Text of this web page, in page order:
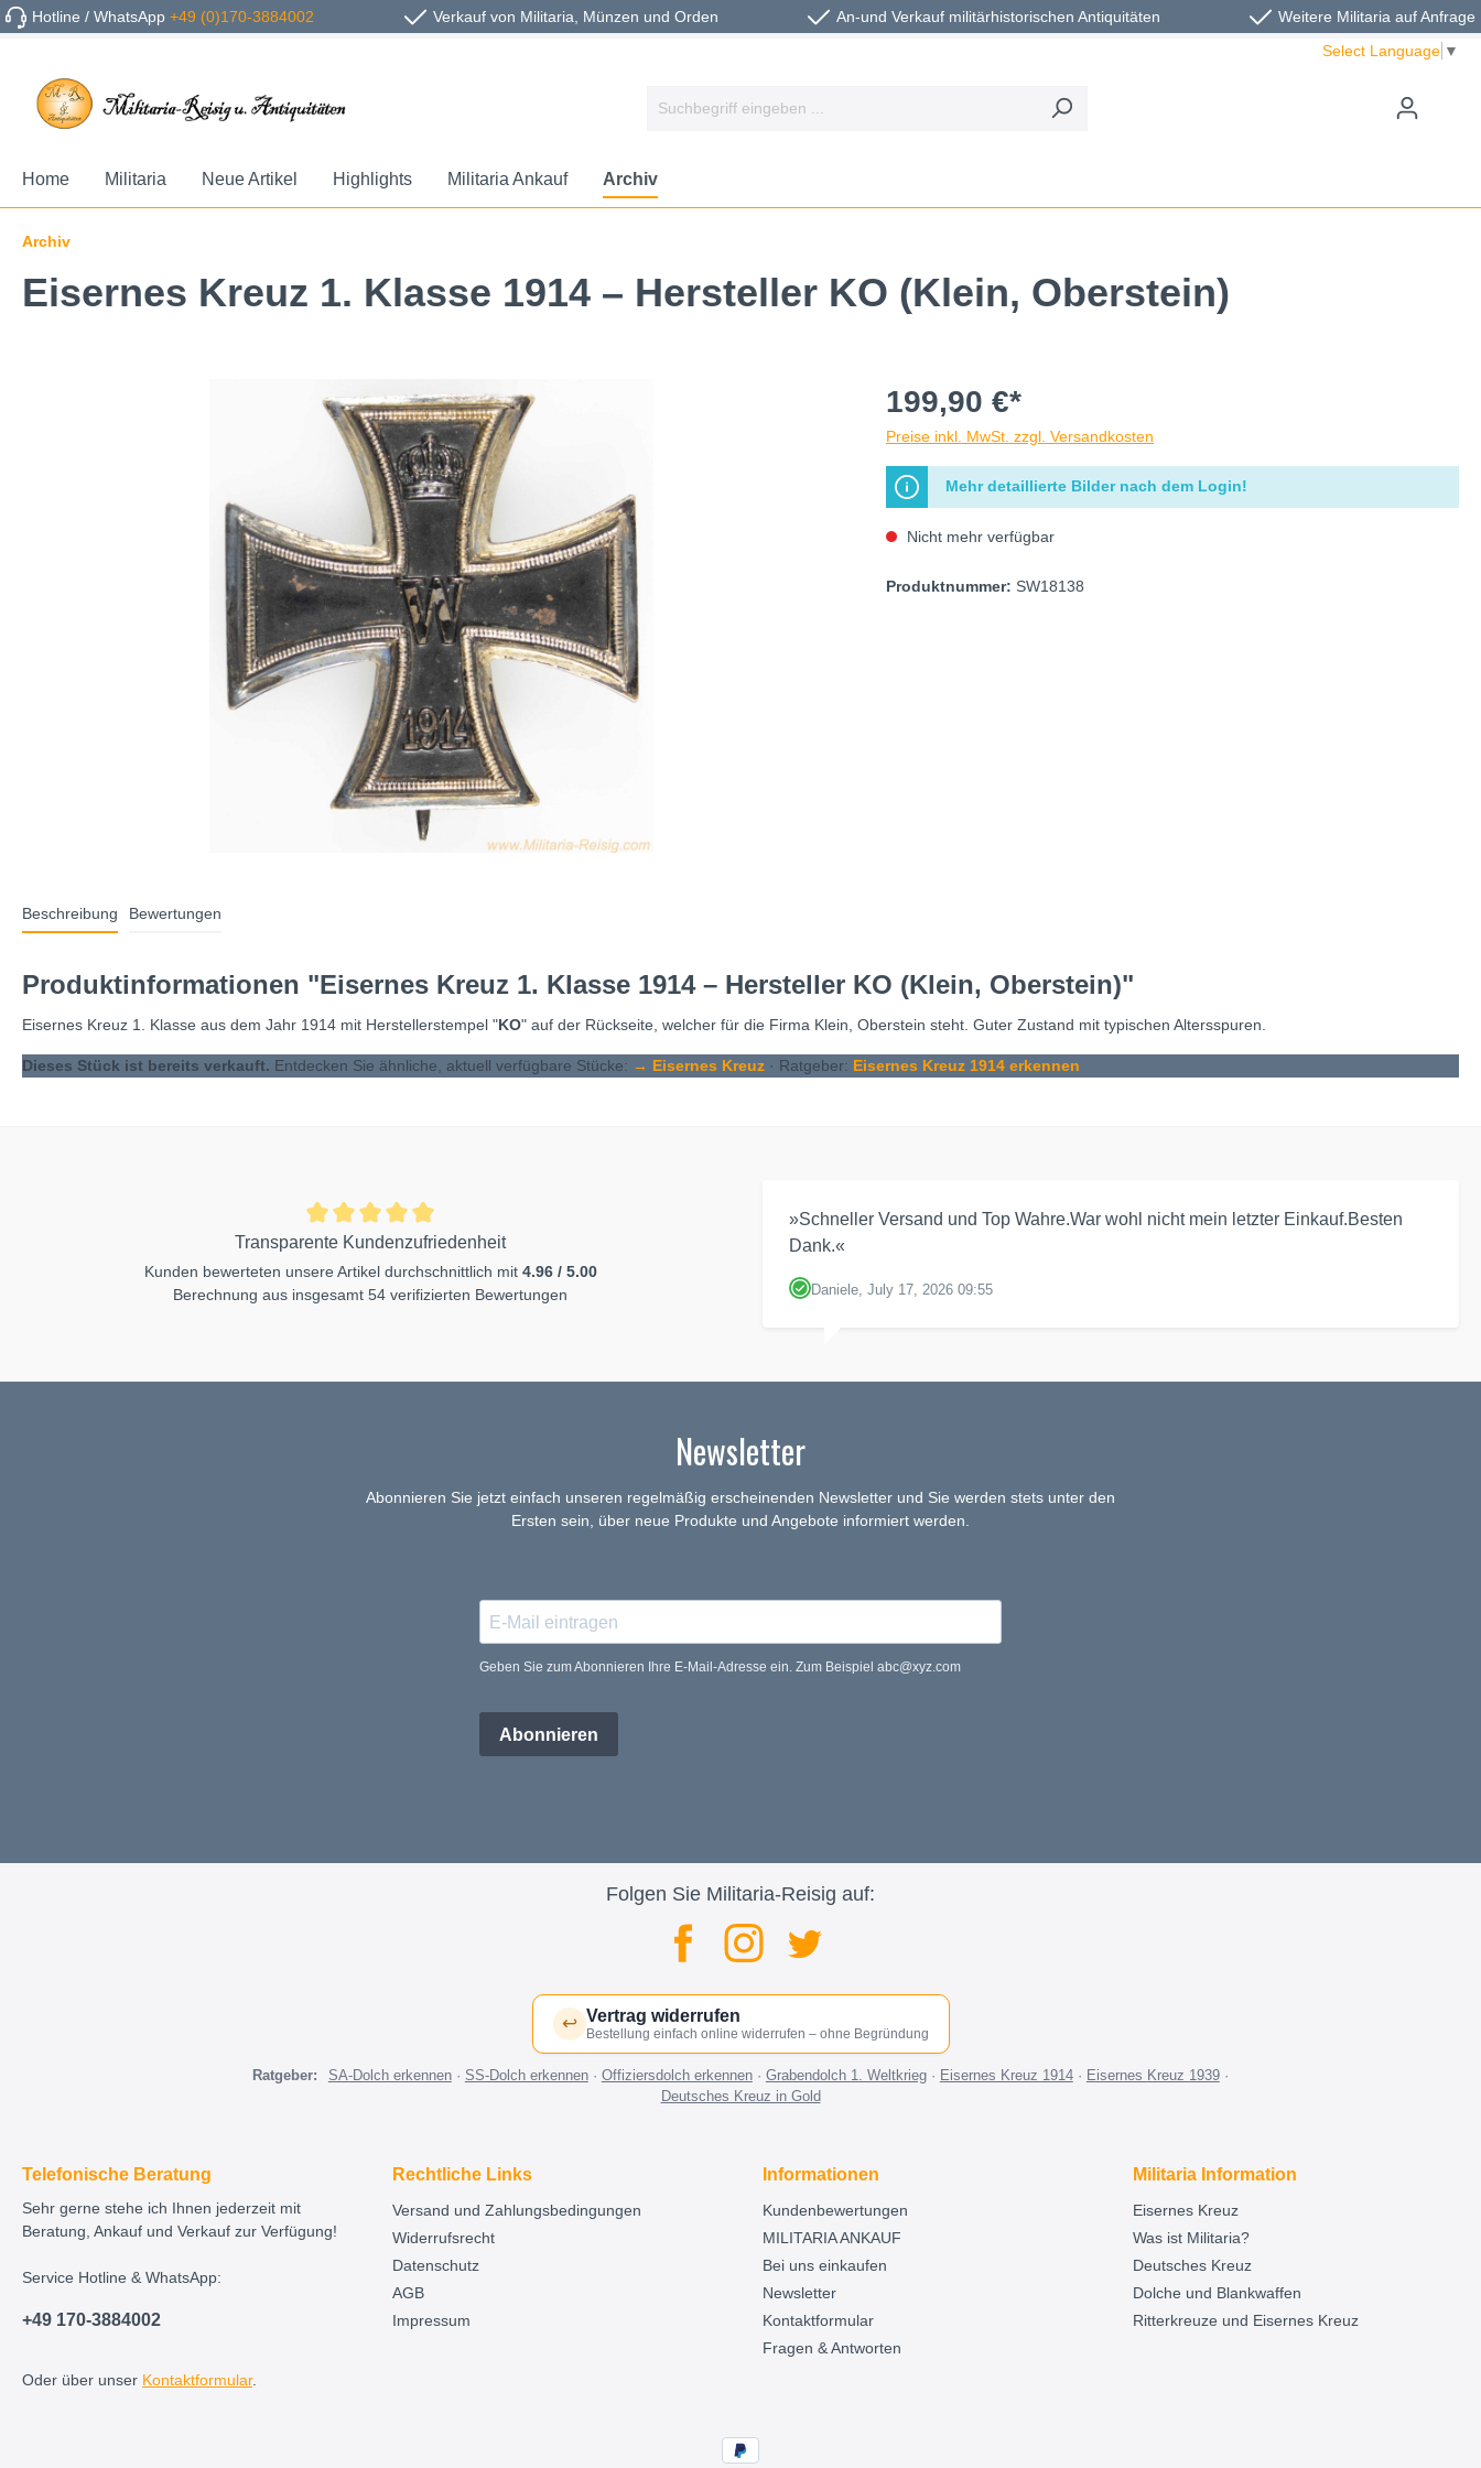
Hotline / WhatsApp+49 (0)170-3884002 Verkauf von Militaria, Münzen und Orden An-und Verkauf militärhistorischen Antiquitäten
Weitere Militaria auf Anfrage
Select Language ▼
Home Militaria Neue Artikel Highlights Militaria Ankauf Archiv
Archiv
Eisernes Kreuz 1. Klasse 1914 – Hersteller KO (Klein, Oberstein)
199,90 €*
Preise inkl. MwSt. zzgl. Versandkosten
Mehr detaillierte Bilder nach dem Login!
Nicht mehr verfügbar
Produktnummer: SW18138
Beschreibung Bewertungen
Produktinformationen "Eisernes Kreuz 1. Klasse 1914 – Hersteller KO (Klein, Oberstein)"
Eisernes Kreuz 1. Klasse aus dem Jahr 1914 mit Herstellerstempel "KO" auf der Rückseite, welcher für die Firma Klein, Oberstein steht. Guter Zustand mit typischen Altersspuren.
Dieses Stück ist bereits verkauft. Entdecken Sie ähnliche, aktuell verfügbare Stücke: → Eisernes Kreuz · Ratgeber: Eisernes Kreuz 1914 erkennen
Transparente Kundenzufriedenheit
Kunden bewerteten unsere Artikel durchschnittlich mit 4.96 / 5.00
Berechnung aus insgesamt 54 verifizierten Bewertungen
»Schneller Versand und Top Wahre.War wohl nicht mein letzter Einkauf.Besten
Dank.«
Daniele, July 17, 2026 09:55
Newsletter
Abonnieren Sie jetzt einfach unseren regelmäßig erscheinenden Newsletter und Sie werden stets unter den
Ersten sein, über neue Produkte und Angebote informiert werden.
Geben Sie zum Abonnieren Ihre E-Mail-Adresse ein. Zum Beispiel abc@xyz.com
Abonnieren
Folgen Sie Militaria-Reisig auf:
↩ Vertrag widerrufen
Bestellung einfach online widerrufen – ohne Begründung
Ratgeber: SA-Dolch erkennen· SS-Dolch erkennen· Offiziersdolch erkennen· Grabendolch 1. Weltkrieg· Eisernes Kreuz 1914· Eisernes Kreuz 1939·
Deutsches Kreuz in Gold
Telefonische Beratung
Sehr gerne stehe ich Ihnen jederzeit mit
Beratung, Ankauf und Verkauf zur Verfügung!
Service Hotline & WhatsApp:
+49 170-3884002
Oder über unser Kontaktformular.
Rechtliche Links
Versand und Zahlungsbedingungen
Widerrufsrecht
Datenschutz
AGB
Impressum
Informationen
Kundenbewertungen
MILITARIA ANKAUF
Bei uns einkaufen
Newsletter
Kontaktformular
Fragen & Antworten
Militaria Information
Eisernes Kreuz
Was ist Militaria?
Deutsches Kreuz
Dolche und Blankwaffen
Ritterkreuze und Eisernes Kreuz